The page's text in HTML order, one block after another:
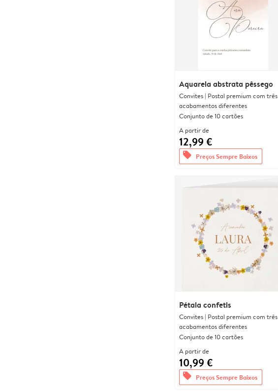
Aquarela abstrata pêssego
Convites | Postal premium com três
acabamentos diferentes
Conjunto de 10 cartões
A partir de
12,99 €
offers Preços Sempre Baixos
Pétala confetis
Convites | Postal premium com três
acabamentos diferentes
Conjunto de 10 cartões
A partir de
10,99 €
offers Preços Sempre Baixos